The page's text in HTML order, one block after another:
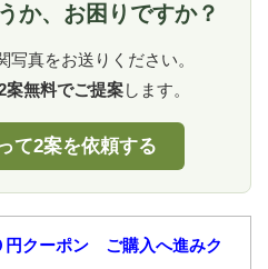
か、お困りですか？
写真をお送りください。
案無料でご提案します。
て2案を依頼する
クーポン ご購入へ進みク